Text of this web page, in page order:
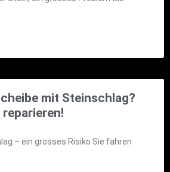
mit Steinschlag?
– ein grosses Risiko Sie fahren